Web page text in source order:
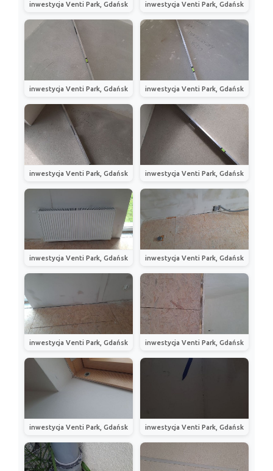
inwestycja Venti Park, Gdańsk inwestycja Venti Park, Gdańsk
inwestycja Venti Park, Gdańsk inwestycja Venti Park, Gdańsk
inwestycja Venti Park, Gdańsk inwestycja Venti Park, Gdańsk
inwestycja Venti Park, Gdańsk inwestycja Venti Park, Gdańsk
inwestycja Venti Park, Gdańsk inwestycja Venti Park, Gdańsk
inwestycja Venti Park, Gdańsk inwestycja Venti Park, Gdańsk